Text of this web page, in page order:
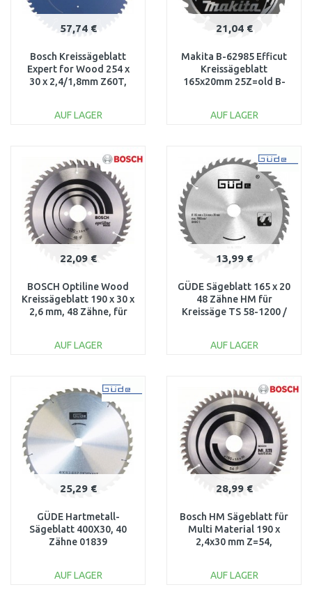
57,74 €
Bosch Kreissägeblatt
Expert for Wood 254 x
30 x 2,4/1,8mm Z60T,
AUF LAGER
Vergleichen
21,04 €
Makita B-62985 Efficut
Kreissägeblatt
165x20mm 25Z=old B-
AUF LAGER
Vergleichen
22,09 €
BOSCH Optiline Wood
Kreissägeblatt 190 x 30 x
2,6 mm, 48 Zähne, für
AUF LAGER
Vergleichen
13,99 €
GÜDE Sägeblatt 165 x 20
48 Zähne HM für
Kreissäge TS 58-1200 /
AUF LAGER
Vergleichen
25,29 €
GÜDE Hartmetall-
Sägeblatt 400X30, 40
Zähne 01839
AUF LAGER
28,99 €
Bosch HM Sägeblatt für
Multi Material 190 x
2,4x30 mm Z=54,
AUF LAGER